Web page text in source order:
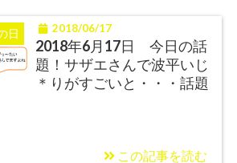
日 2018/06/17
2018年6月17日 今日の話
題！サザエさんで波平いじ
＊りがすごいと・・・話題
この記事を読む